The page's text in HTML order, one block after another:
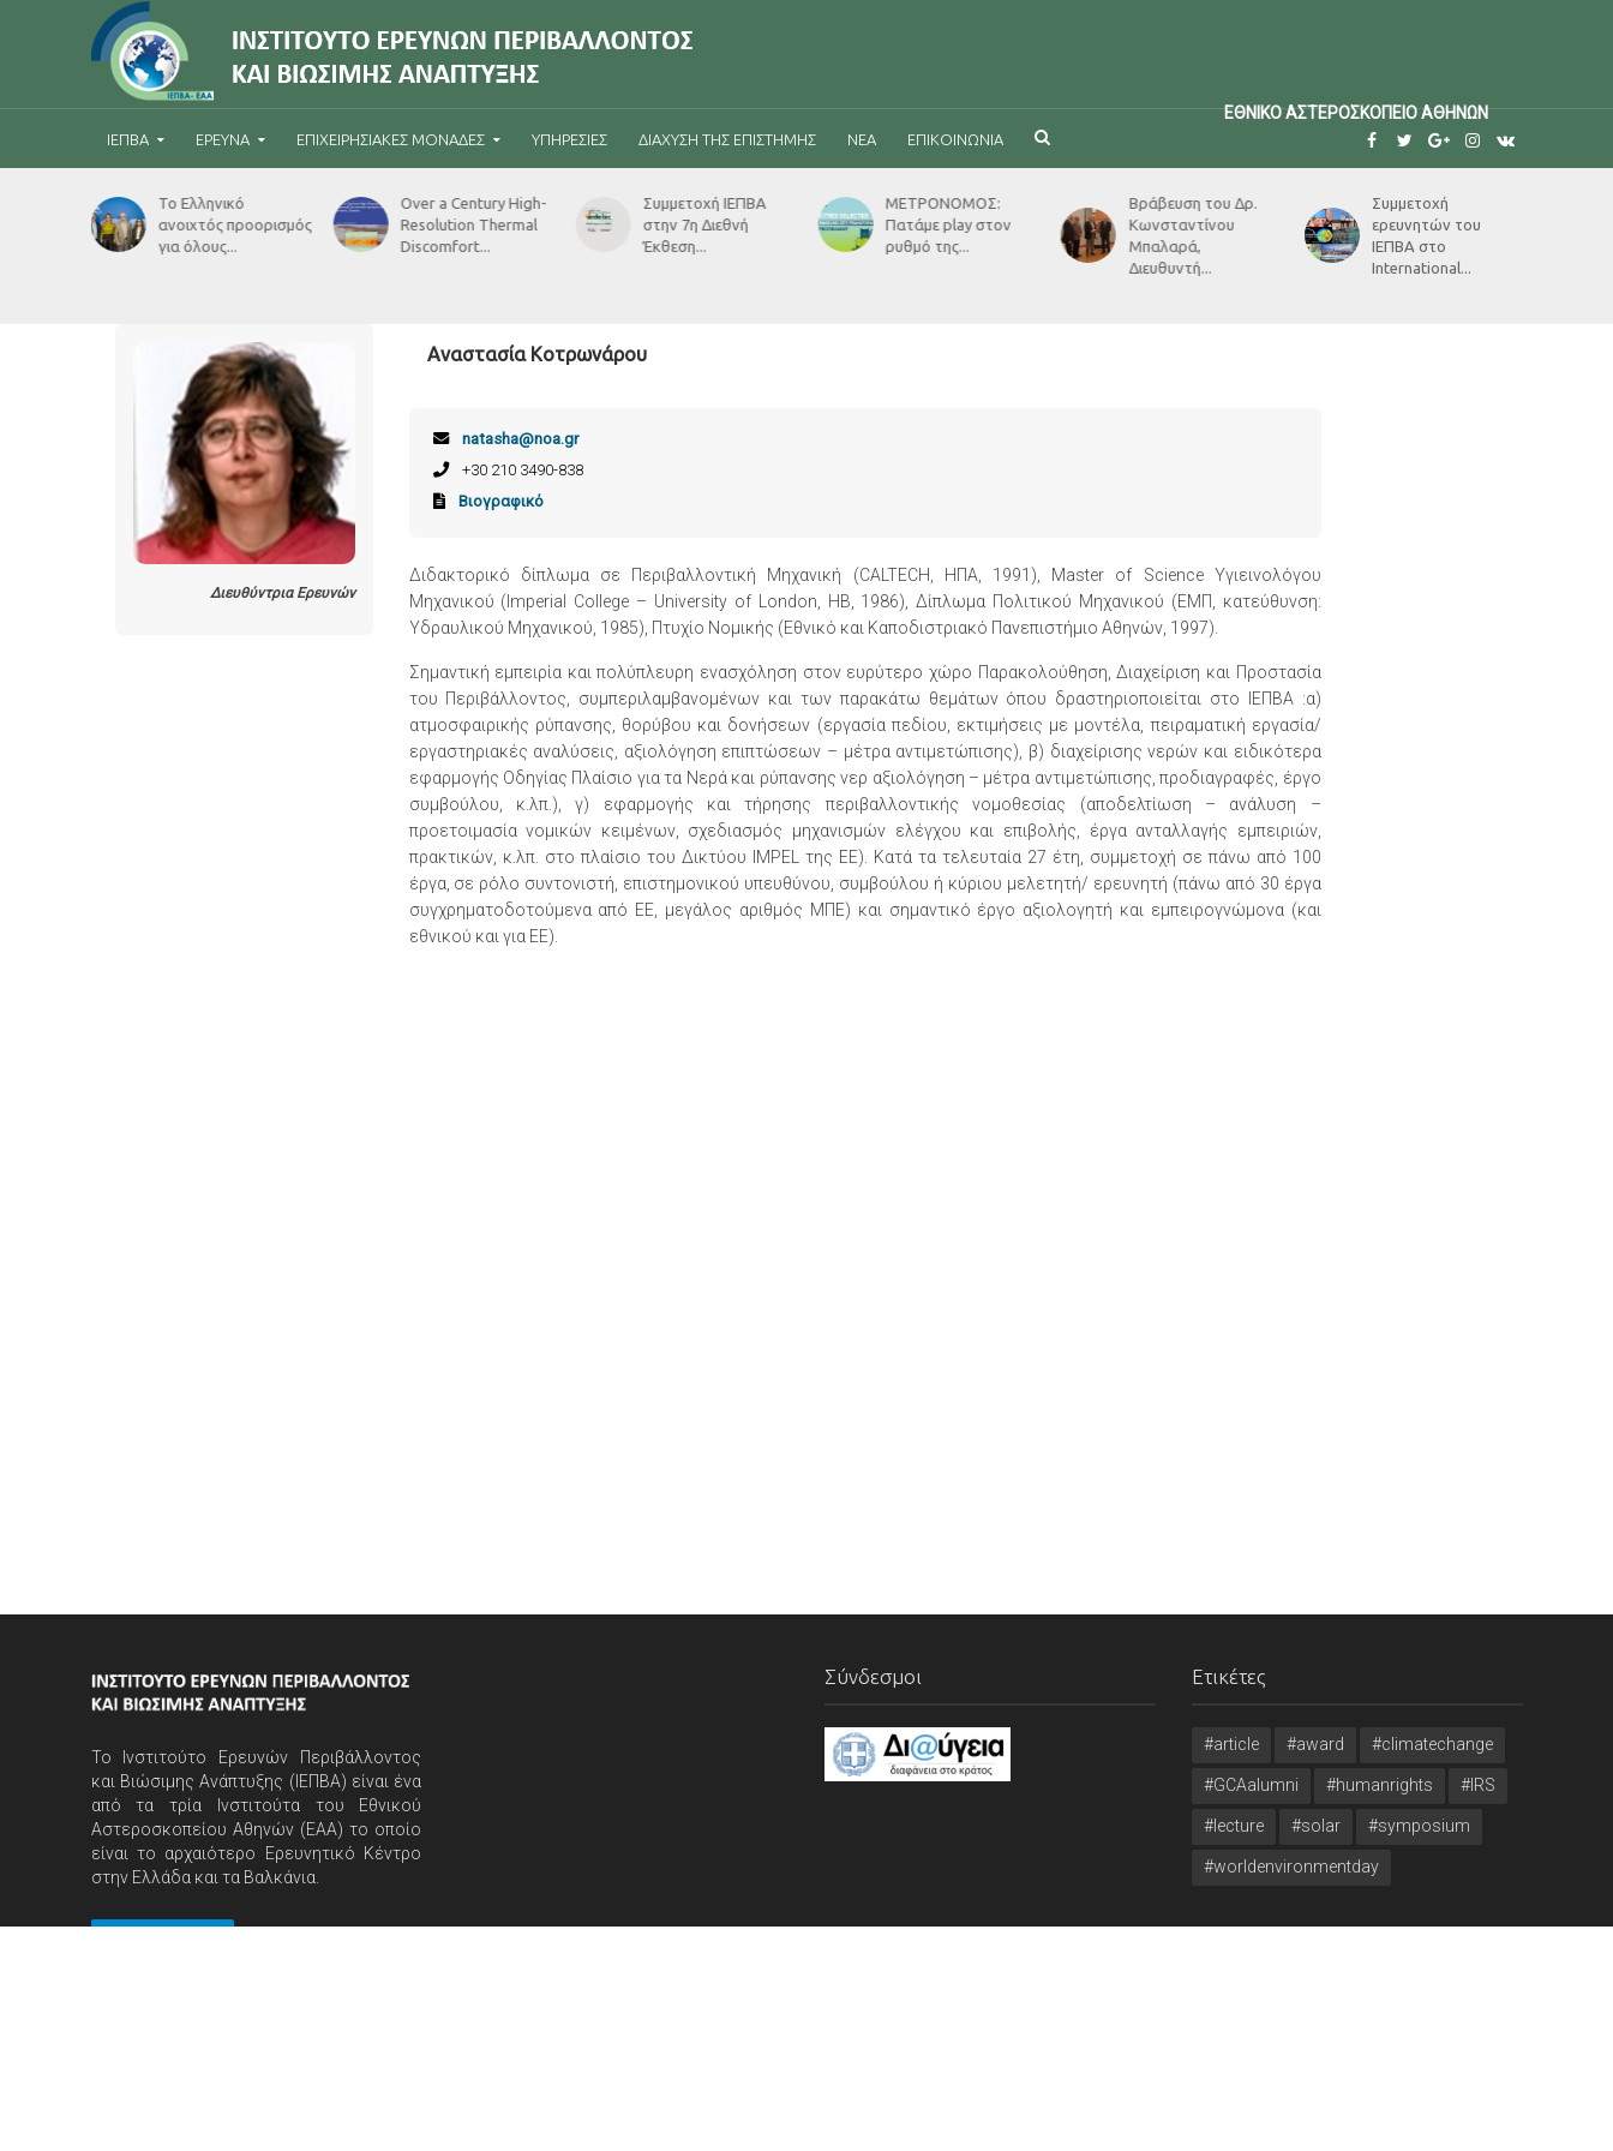
ΕΘΝΙΚΟ ΑΣΤΕΡΟΣΚΟΠΕΙΟ ΑΘΗΝΩΝ
ΙΕΠΒΑ ΈΡΕΥΝΑ ΕΠΙΧΕΙΡΗΣΙΑΚΈΣ ΜΟΝΆΔΕΣ ΥΠΗΡΕΣΊΕΣ ΔΙΆΧΥΣΗ ΤΗΣ ΕΠΙΣΤΉΜΗΣ ΝΈΑ ΕΠΙΚΟΙΝΩΝΊΑ
Το Ελληνικό
ανοιχτός προορισμός
για όλους...
Over a Century High-
Resolution Thermal
Discomfort...
Συμμετοχή ΙΕΠΒΑ
στην 7η Διεθνή
Έκθεση...
ΜΕΤΡΟΝΟΜΟΣ:
Πατάμε play στον
ρυθμό της...
Βράβευση του Δρ.
Κωνσταντίνου
Μπαλαρά,
Διευθυντή...
Συμμετοχή
ερευνητών του
ΙΕΠΒΑ στο
International...
Διευθύντρια Ερευνών
Αναστασία Κοτρωνάρου
natasha@noa.gr
+30 210 3490-838
Βιογραφικό
Διδακτορικό δίπλωμα σε Περιβαλλοντική Μηχανική (CALTECH, ΗΠΑ, 1991), Master of Science Υγιεινολόγου
Μηχανικού (Imperial College – University of London, ΗΒ, 1986), Δίπλωμα Πολιτικού Μηχανικού (ΕΜΠ, κατεύθυνση:
Υδραυλικού Μηχανικού, 1985), Πτυχίο Νομικής (Εθνικό και Καποδιστριακό Πανεπιστήμιο Αθηνών, 1997).
Σημαντική εμπειρία και πολύπλευρη ενασχόληση στον ευρύτερο χώρο Παρακολούθηση, Διαχείριση και Προστασία
του Περιβάλλοντος, συμπεριλαμβανομένων και των παρακάτω θεμάτων όπου δραστηριοποιείται στο ΙΕΠΒΑ :α)
ατμοσφαιρικής ρύπανσης, θορύβου και δονήσεων (εργασία πεδίου, εκτιμήσεις με μοντέλα, πειραματική εργασία/
εργαστηριακές αναλύσεις, αξιολόγηση επιπτώσεων – μέτρα αντιμετώπισης), β) διαχείρισης νερών και ειδικότερα
εφαρμογής Οδηγίας Πλαίσιο για τα Νερά και ρύπανσης νερ αξιολόγηση – μέτρα αντιμετώπισης, προδιαγραφές, έργο
συμβούλου, κ.λπ.), γ) εφαρμογής και τήρησης περιβαλλοντικής νομοθεσίας (αποδελτίωση – ανάλυση –
προετοιμασία νομικών κειμένων, σχεδιασμός μηχανισμών ελέγχου και επιβολής, έργα ανταλλαγής εμπειριών,
πρακτικών, κ.λπ. στο πλαίσιο του Δικτύου IMPEL της ΕΕ). Κατά τα τελευταία 27 έτη, συμμετοχή σε πάνω από 100
έργα, σε ρόλο συντονιστή, επιστημονικού υπευθύνου, συμβούλου ή κύριου μελετητή/ ερευνητή (πάνω από 30 έργα
συγχρηματοδοτούμενα από ΕΕ, μεγάλος αριθμός ΜΠΕ) και σημαντικό έργο αξιολογητή και εμπειρογνώμονα (και
εθνικού και για ΕΕ).
Το Ινστιτούτο Ερευνών Περιβάλλοντος
και Βιώσιμης Ανάπτυξης (ΙΕΠΒΑ) είναι ένα
από τα τρία Ινστιτούτα του Εθνικού
Αστεροσκοπείου Αθηνών (ΕΑΑ) το οποίο
είναι το αρχαιότερο Ερευνητικό Κέντρο
στην Ελλάδα και τα Βαλκάνια.
Σύνδεσμοι Ετικέτες
#article #award #climatechange
#GCAalumni #humanrights #IRS
#lecture #solar #symposium
#worldenvironmentday